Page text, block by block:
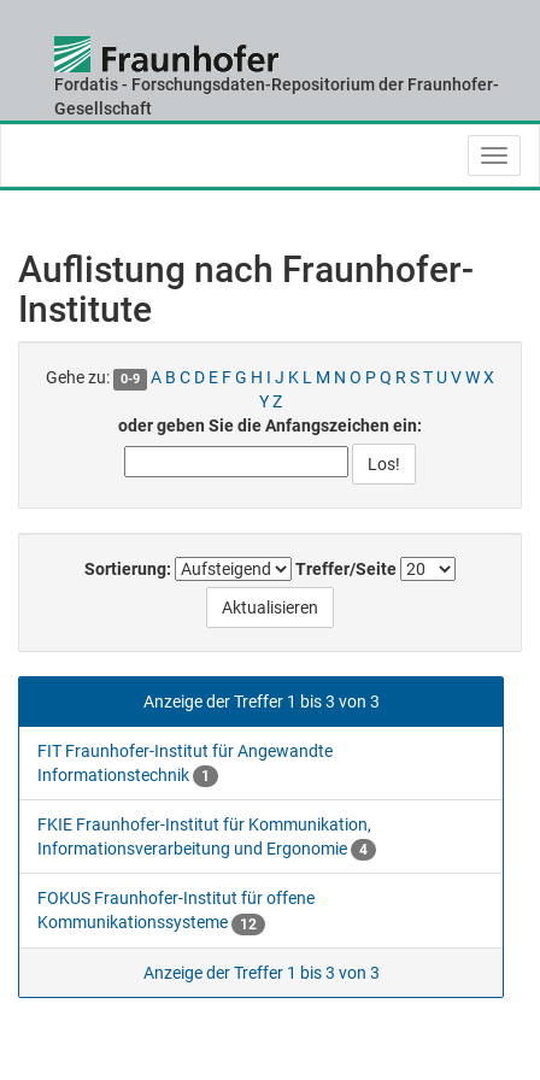
navigation
Fordatis - Forschungsdaten-Repositorium der Fraunhofer-
Gesellschaft
Auflistung nach Fraunhofer-
Institute
Gehe zu: 0-9 A B C D E F G H I J K L M N O P Q R S T U V W X
Y Z
oder geben Sie die Anfangszeichen ein:
Sortierung: Treffer/Seite
Anzeige der Treffer 1 bis 3 von 3
FIT Fraunhofer-Institut für Angewandte
Informationstechnik
1
FKIE Fraunhofer-Institut für Kommunikation,
Informationsverarbeitung und Ergonomie
4
FOKUS Fraunhofer-Institut für offene
Kommunikationssysteme
12
Anzeige der Treffer 1 bis 3 von 3